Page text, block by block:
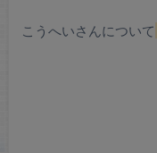
こうへいさんについて